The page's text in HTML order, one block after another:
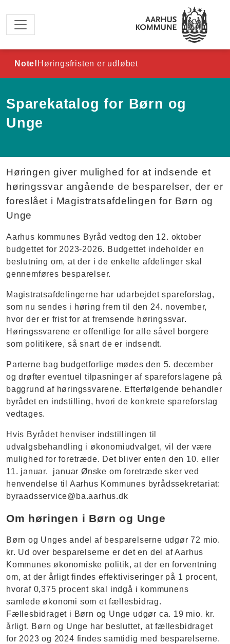
Note! Høringsfristen er udløbet
Sparekatalog for Børn og
Unge
Høringen giver mulighed for at indsende et
høringssvar angående de besparelser, der er
foreslået i Magistratsafdelingen for Børn og
Unge
Aarhus kommunes Byråd vedtog den 12. oktober
budgettet for 2023-​2026. Budgettet indeholder en
beslutning om, at der i de enkelte afdelinger skal
gennemføres besparelser.
Magistratsafdelingerne har udarbejdet spareforslag,
som nu sendes i høring frem til den 24. november,
hvor der er frist for at fremsende høringssvar.
Høringssvarene er offentlige for alle såvel borgere
som politikere, så snart de er indsendt.
Parterne bag budgetforlige mødes den 5. december
og drøfter eventuel tilpasninger af spareforslagene på
baggrund af høringssvarene. Efterfølgende behandler
byrådet en indstilling, hvori de konkrete spareforslag
vedtages.
Hvis Byrådet henviser indstillingen til
udvalgsbehandling i økonomiudvalget, vil der være
mulighed for foretræde. Det bliver enten den 10. eller
11. januar. januar Ønske om foretræde sker ved
henvendelse til Aarhus Kommunes byrådssekretariat:
byraadsservice@ba.aarhus.dk
Om høringen i Børn og Unge
Børn og Unges andel af besparelserne udgør 72 mio.
kr. Ud over besparelserne er det en del af Aarhus
Kommunes økonomiske politik, at der en forventning
om, at der årligt findes effektiviseringer på 1 procent,
hvoraf 0,375 procent skal indgå i kommunens
samlede økonomi som et fællesbidrag.
Fællesbidraget i Børn og Unge udgør ca. 19 mio. kr.
årligt. Børn og Unge har besluttet, at fællesbidraget
for 2023 og 2024 findes samtidig med besparelserne.